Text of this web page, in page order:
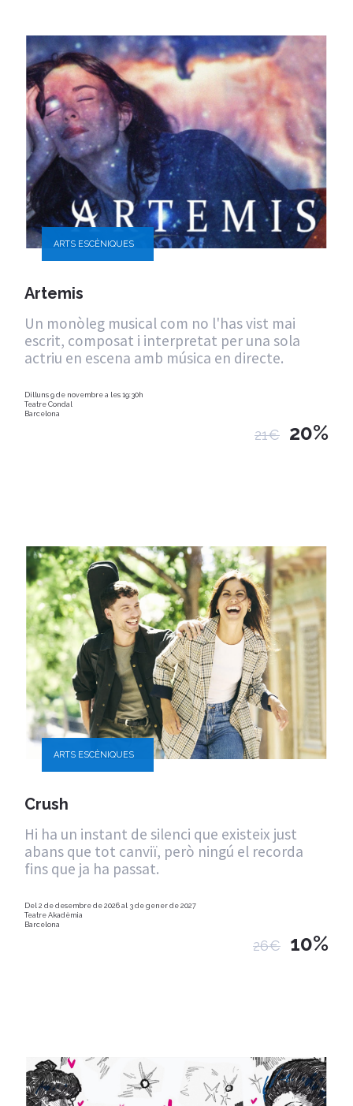
ARTS ESCÈNIQUES
Artemis
Un monòleg musical com no l'has vist mai
escrit, composat i interpretat per una sola
actriu en escena amb música en directe.
Dilluns 9 de novembre a les 19:30h
Teatre Condal
Barcelona
21€ 20%
ARTS ESCÈNIQUES
Crush
Hi ha un instant de silenci que existeix just
abans que tot canviï, però ningú el recorda
fins que ja ha passat.
Del 2 de desembre de 2026 al 3 de gener de 2027
Teatre Akadèmia
Barcelona
26€ 10%